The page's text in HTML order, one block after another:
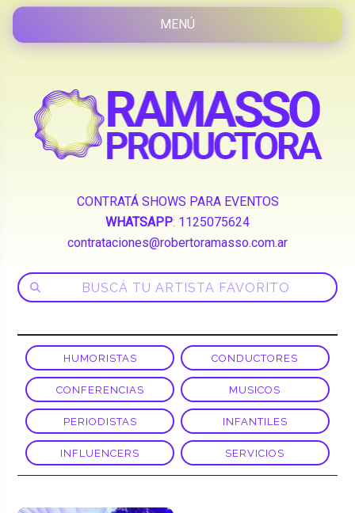
CONTRATÁ SHOWS PARA EVENTOS
WHATSAPP: 1125075624
contrataciones@robertoramasso.com.ar
HUMORISTAS CONDUCTORES
CONFERENCIAS MUSICOS
PERIODISTAS INFANTILES
INFLUENCERS SERVICIOS